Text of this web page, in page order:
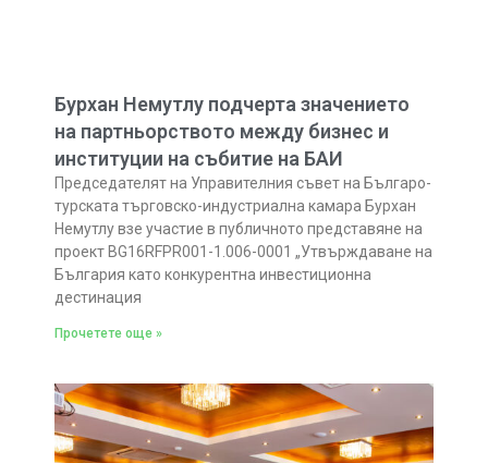
Бурхан Немутлу подчерта значението
на партньорството между бизнес и
институции на събитие на БАИ
Председателят на Управителния съвет на Българо-
турската търговско-индустриална камара Бурхан
Немутлу взе участие в публичното представяне на
проект BG16RFPR001-1.006-0001 „Утвърждаване на
България като конкурентна инвестиционна
дестинация
Прочетете още »